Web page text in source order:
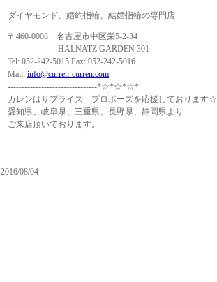
ダイヤモンド、婚約指輪、結婚指輪の専門店
〒460-0008 名古屋市中区栄5-2-34
HALNATZ GARDEN 301
Tel: 052-242-5015 Fax: 052-242-5016
Mail: info@curren-curren.com
--------------------------------*☆*☆*☆*
カレンはサプライズ プロポーズを応援しております☆
愛知県、岐阜県、三重県、長野県、静岡県より
ご来店頂いております。
2016/08/04